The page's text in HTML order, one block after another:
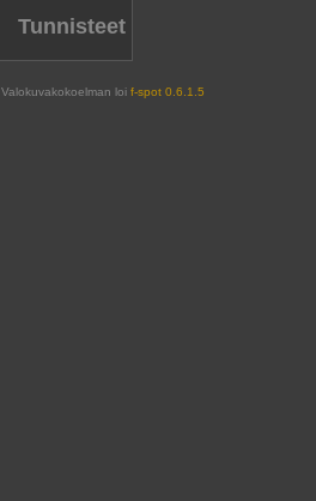
Tunnisteet
Valokuvakokoelman loi f-spot 0.6.1.5